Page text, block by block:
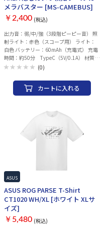
メラバスター [MS-CAMEBUS]
￥2,400 (税込)
出力音：弱/中/強（3段階ピーピー音） 照
射ライト：赤色（スコープ用） ライト：
白色 バッテリー：60mAh（充電式） 充電
時間：約50分 TypeC（5V/0.1A） 材質：
ABS/PC ストラップ部：シリコン 本体サ
品：USB充電ケーブル
(0)
カートに入れる
ASUS
ASUS ROG PARSE T-Shirt
CT1020 WH/XL [ホワイト XLサ
イズ]
￥5,480 (税込)